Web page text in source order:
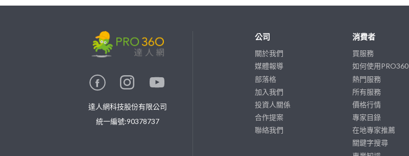
達人網科技股份有限公司
統一編號:90378737
公司
關於我們
媒體報導
部落格
加入我們
投資人關係
合作提案
聯絡我們
消費者
買服務
如何使用PRO360
熱門服務
所有服務
價格行情
專家目錄
在地專家推薦
關鍵字搜尋